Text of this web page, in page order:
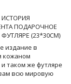
ПОДАРОЧНОЕ
(23*30СМ)
издание в
кожаном
таком же футляре
всю мировую